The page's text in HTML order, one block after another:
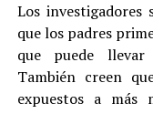
Los investigadores
que los padres
que puede llevar
También creen
expuestos a más